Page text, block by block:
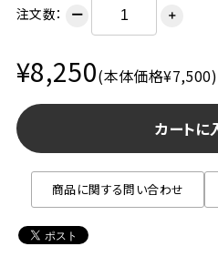
注文数： ー ＋
¥8,250(本体価格¥7,500)
カートに
商品に関する問い合わせ